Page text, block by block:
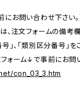
お問い合わせ下さい。
、注文フォームの備考欄
号」、「類別区分番号」
ォーム↓で事前にお問
con_03_3.htm